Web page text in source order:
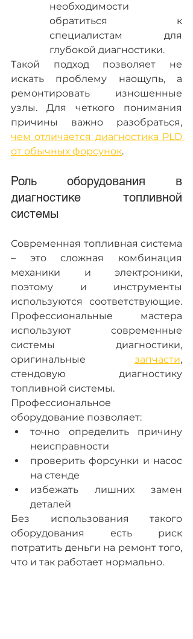
необходимости
обратиться к
специалистам для
глубокой диагностики.
Такой подход позволяет не
искать проблему наощупь, а
ремонтировать изношенные
узлы. Для четкого понимания
чем отличается диагностика PLD
от обычных форсунок.
Роль оборудования в
диагностике топливной
системы
Современная топливная система
– это сложная комбинация
механики и электроники,
поэтому и инструменты
используются соответствующие.
Профессиональные мастера
используют современные
системы диагностики,
оригинальные запчасти,
стендовую диагностику
топливной системы.
Профессиональное
оборудование позволяет:
точно определить причину
неисправности
проверить форсунки и насос
на стенде
избежать лишних замен
деталей
Без использования такого
оборудования есть риск
потратить деньги на ремонт того,
что и так работает нормально.